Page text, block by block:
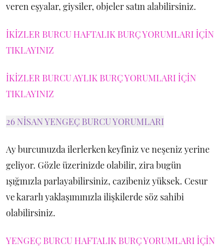
veren eşyalar, giysiler, objeler satın alabilirsiniz.
İKİZLER BURCU HAFTALIK BURÇ YORUMLARI İÇİN
TIKLAYINIZ
İKİZLER BURCU AYLIK BURÇ YORUMLARI İÇİN
TIKLAYINIZ
26 NİSAN YENGEÇ BURCU YORUMLARI
Ay burcunuzda ilerlerken keyfiniz ve neşeniz yerine
geliyor. Gözle üzerinizde olabilir, zira bugün
ışığınızla parlayabilirsiniz, cazibeniz yüksek. Cesur
ve kararlı yaklaşımınızla ilişkilerde söz sahibi
olabilirsiniz.
YENGEÇ BURCU HAFTALIK BURÇ YORUMLARI İÇİN